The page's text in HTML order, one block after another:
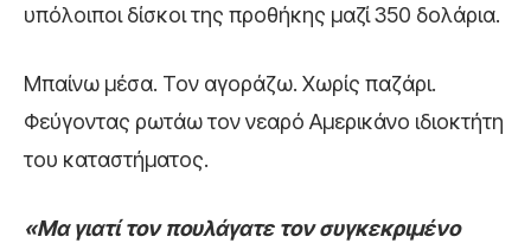
υπόλοιποι δίσκοι της προθήκης μαζί 350 δολάρια.
Μπαίνω μέσα. Τον αγοράζω. Χωρίς παζάρι.
Φεύγοντας ρωτάω τον νεαρό Αμερικάνο ιδιοκτήτη
του καταστήματος.
«Μα γιατί τον πουλάγατε τον συγκεκριμένο